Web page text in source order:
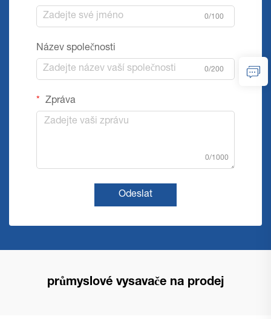
0/100
Název společnosti
0/200
Zpráva
0/1000
Odeslat
průmyslové vysavače na prodej